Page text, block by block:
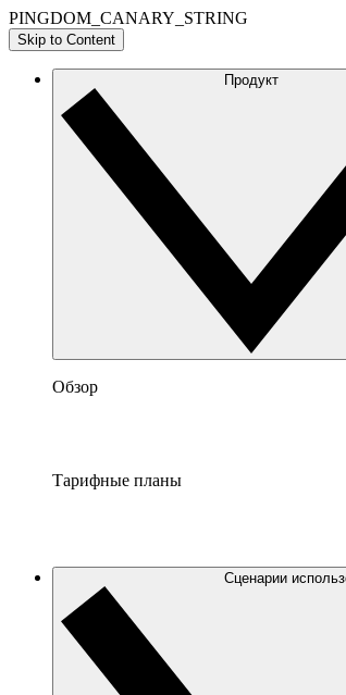
PINGDOM_CANARY_STRING
Skip to Content
Продукт
Обзор
Тарифные планы
Сценарии